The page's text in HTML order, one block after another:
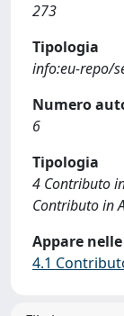
273
Tipologia
info:eu-repo/
Numero
6
Tipologia
4 Contributo
Contributo in
Appare
4.1